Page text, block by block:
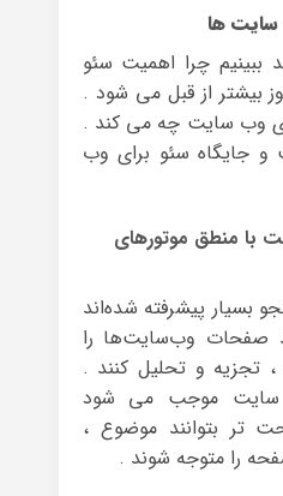
ها
ببینیم چرا اهمیت سئو
بیشتر از قبل می شود .
وب سایت چه می کند .
و جایگاه سئو برای وب
با منطق موتورهای
بسیار پیشرفته شده‌اند
صفحات وب‌سایت‌ها را
تجزیه و تحلیل کنند .
سایت موجب می شود
تر بتوانند موضوع ،
را متوجه شوند .